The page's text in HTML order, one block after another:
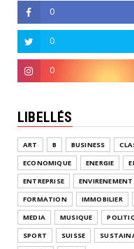
0
0
0
LIBELLÉS
ART B BUSINESS
ECONOMIQUE
ENERGIE
ENTREPRISE
ENVIRENEMENT
FORMATION
IMMOBILIER
MEDIA
MUSIQUE
SPORT
SUISSE